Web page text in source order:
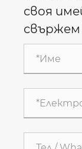
своя
свържем